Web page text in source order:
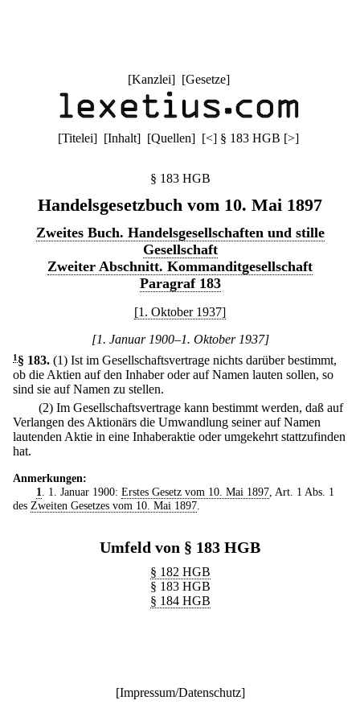
[Kanzlei] [Gesetze]
[Titelei] [Inhalt] [Quellen] [<] § 183 HGB [>]
§ 183 HGB
Handelsgesetzbuch vom 10. Mai 1897
Zweites Buch. Handelsgesellschaften und stille
Gesellschaft
Zweiter Abschnitt. Kommanditgesellschaft
Paragraf 183
[1. Oktober 1937]
[1. Januar 1900–1. Oktober 1937]
1 § 183. (1) Ist im Gesellschaftsvertrage nichts darüber bestimmt,
ob die Aktien auf den Inhaber oder auf Namen lauten sollen, so
sind sie auf Namen zu stellen.
(2) Im Gesellschaftsvertrage kann bestimmt werden, daß auf
Verlangen des Aktionärs die Umwandlung seiner auf Namen
lautenden Aktie in eine Inhaberaktie oder umgekehrt stattzufinden
hat.
Anmerkungen:
1. 1. Januar 1900: Erstes Gesetz vom 10. Mai 1897, Art. 1 Abs. 1
des Zweiten Gesetzes vom 10. Mai 1897.
Umfeld von § 183 HGB
§ 182 HGB
§ 183 HGB
§ 184 HGB
[Impressum/Datenschutz]